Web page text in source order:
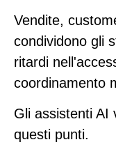
Vendite,
condividono gli
ritardi
coordinamento
Gli assistenti AI
questi punti.